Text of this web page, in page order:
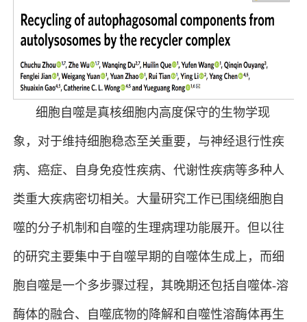
细胞自噬是真核细胞内高度保守的生物学现
象，对于维持细胞稳态至关重要，与神经退行性疾
病、癌症、自身免疫性疾病、代谢性疾病等多种人
类重大疾病密切相关。大量研究工作已围绕细胞自
噬的分子机制和自噬的生理病理功能展开。但以往
的研究主要集中于自噬早期的自噬体生成上，而细
胞自噬是一个多步骤过程，其晚期还包括自噬体-溶
酶体的融合、自噬底物的降解和自噬性溶酶体再生